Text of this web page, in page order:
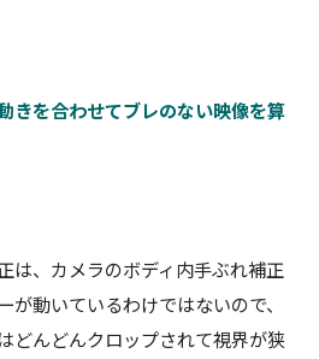
きを合わせてブレのない映像を算
は、カメラのボディ内手ぶれ補正
動いているわけではないので、
どんどんクロップされて視界が狭